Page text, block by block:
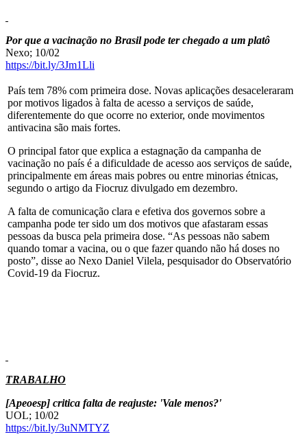
Por que a vacinação no Brasil pode ter chegado a um platô
Nexo; 10/02
https://bit.ly/3Jm1Lli
País tem 78% com primeira dose. Novas aplicações desaceleraram
por motivos ligados à falta de acesso a serviços de saúde,
diferentemente do que ocorre no exterior, onde movimentos
antivacina são mais fortes.
O principal fator que explica a estagnação da campanha de
vacinação no país é a dificuldade de acesso aos serviços de saúde,
principalmente em áreas mais pobres ou entre minorias étnicas,
segundo o artigo da Fiocruz divulgado em dezembro.
A falta de comunicação clara e efetiva dos governos sobre a
campanha pode ter sido um dos motivos que afastaram essas
pessoas da busca pela primeira dose. “As pessoas não sabem
quando tomar a vacina, ou o que fazer quando não há doses no
posto”, disse ao Nexo Daniel Vilela, pesquisador do Observatório
Covid-19 da Fiocruz.
TRABALHO
[Apeoesp] critica falta de reajuste: 'Vale menos?'
UOL; 10/02
https://bit.ly/3uNMTYZ